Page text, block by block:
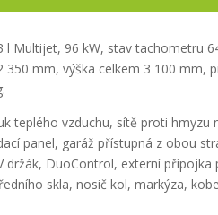
l Multijet, 96 kW, stav tachometru
mm, výška celkem 3 100 mm,
teplého vzduchu, sítě proti hmyzu
panel, garáž přístupná z obou
držák, DuoControl, externí přípojka
skla, nosič kol, markýza,